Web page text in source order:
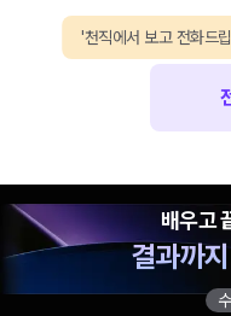
'천직에서 보고 전화드
배우고
결과까